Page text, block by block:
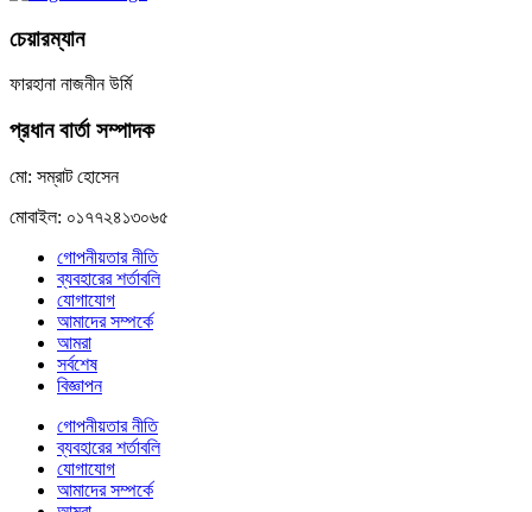
চেয়ারম্যান
ফারহানা নাজনীন উর্মি
প্রধান বার্তা সম্পাদক
মো: সম্রাট হোসেন
মোবাইল: ০১৭৭২৪১৩০৬৫
গোপনীয়তার নীতি
ব্যবহারের শর্তাবলি
যোগাযোগ
আমাদের সম্পর্কে
আমরা
সর্বশেষ
বিজ্ঞাপন
গোপনীয়তার নীতি
ব্যবহারের শর্তাবলি
যোগাযোগ
আমাদের সম্পর্কে